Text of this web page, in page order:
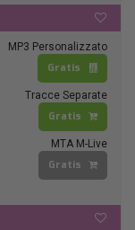
MP3 Personalizzato
Gratis
Tracce Separate
Gratis
MTA M-Live
Gratis